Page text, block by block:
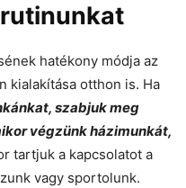
hatékony módja az
kialakítása otthon is. Ha
szabjuk meg
végzünk házimunkát,
tartjuk a kapcsolatot a
vagy sportolunk.